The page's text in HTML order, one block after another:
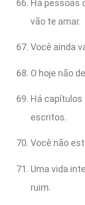
Há pessoas
vão te amar.
Você ainda
O hoje não
Há capítulos
escritos.
Você não
Uma vida
ruim.